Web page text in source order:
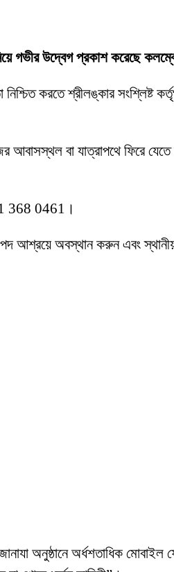
গভীর উদ্বেগ প্রকাশ করেছে
করতে শ্রীলঙ্কার সংশ্লিষ্ট
বা যাত্রাপথে ফিরে
368 0461।
আশ্রয়ে অবস্থান করুন এবং
অনুষ্ঠানে অর্ধশতাধিক মোবাইল